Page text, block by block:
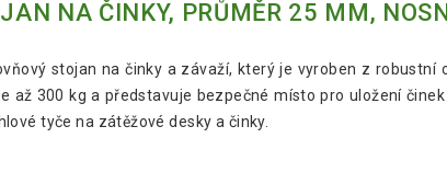
NA ČINKY, PRŮMĚR 25 MM,
stojan na činky a závaží, který je vyroben z
až 300 kg a představuje bezpečné místo pro uložení
tyče na zátěžové desky a činky.